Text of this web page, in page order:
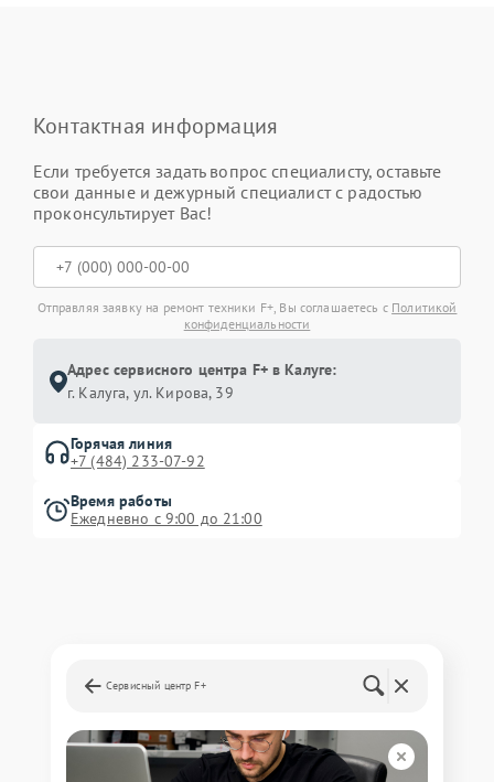
Контактная информация
Если требуется задать вопрос специалисту, оставьте
свои данные и дежурный специалист с радостью
проконсультирует Вас!
Отправляя заявку на ремонт техники F+, Вы соглашаетесь с Политикой
конфиденциальности
Адрес сервисного центра F+ в Калуге:
г. Калуга, ул. Кирова, 39
Горячая линия
+7 (484) 233-07-92
Время работы
Ежедневно с 9:00 до 21:00
Сервисный центр F+